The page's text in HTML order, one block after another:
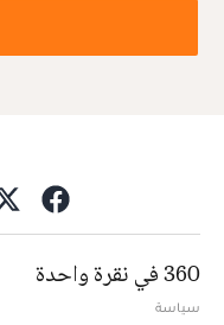
360 في نقرة واحدة
سياسة